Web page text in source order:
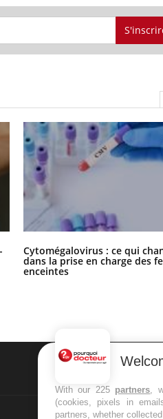
Cytomégalovirus : ce qui
dans la prise en charge des
enceintes
Recevez toutes les
With our 225 partners,
(cookies, pixels in
partners, whether